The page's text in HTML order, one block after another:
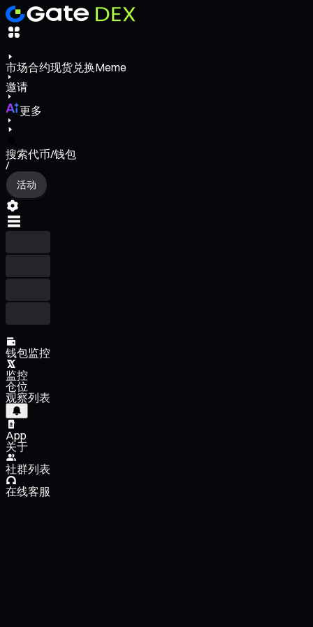
市场合约现货兑换Meme
邀请
更多
搜索代币/钱包
/
活动
钱包监控
监控
仓位
观察列表
App
关于
社群列表
在线客服